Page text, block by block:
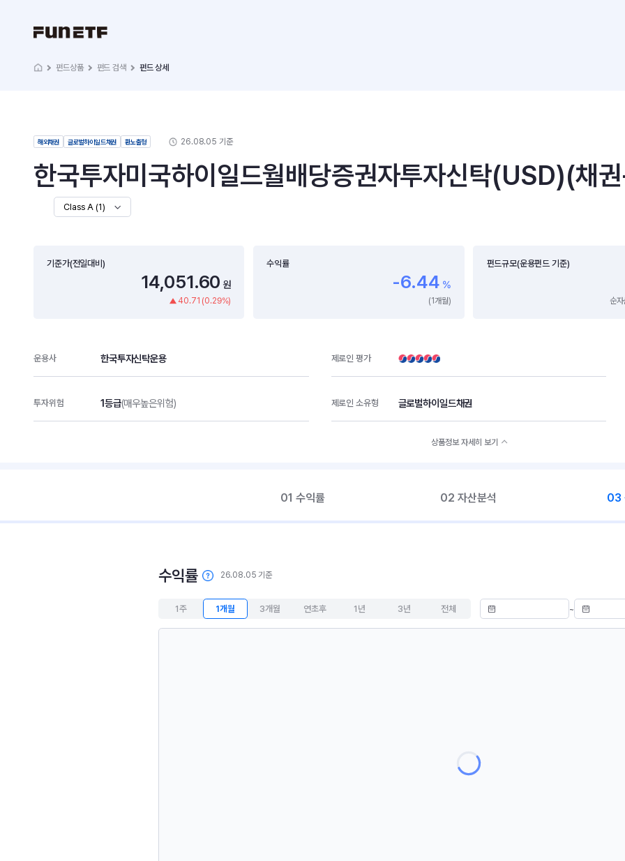
펀드상품 펀드 검색 펀드 상세
해외채권 글로벌하이일드채권 환노출형 26.08.05 기준
한국투자미국하이일드월배당증권자투자신탁(USD)(채
Class A (1)
기준가(전일대비)
14,051.60 원
40.71 (0.29%)
수익률
-6.44 %
(1개월)
펀드규모(운용펀드 기준)
순자
운용사 한국투자신탁운용 제로인 평가
투자위험 1등급(매우높은위험) 제로인 소유형 글로벌하이일드채권
상품정보 자세히 보기
01 수익률 02 자산분석 03
수익률 26.08.05 기준
1주 1개월 3개월 연초후 1년 3년 전체 ~